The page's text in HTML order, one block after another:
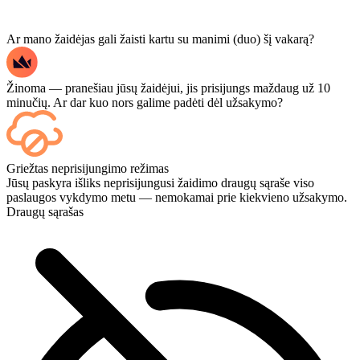
Ar mano žaidėjas gali žaisti kartu su manimi (duo) šį vakarą?
Žinoma — pranešiau jūsų žaidėjui, jis prisijungs maždaug už 10
minučių. Ar dar kuo nors galime padėti dėl užsakymo?
Taip – kiekvienas mačas pasirodo jūsų prietaisų skydelyje, kai tik
baigiasi, o jei norite stebėti pačius žaidimus, atsiskaitydami pridėkite
„Streaming“.
Griežtas neprisijungimo režimas
Jūsų paskyra išliks neprisijungusi žaidimo draugų sąraše viso
paslaugos vykdymo metu — nemokamai prie kiekvieno užsakymo.
Draugų sąrašas